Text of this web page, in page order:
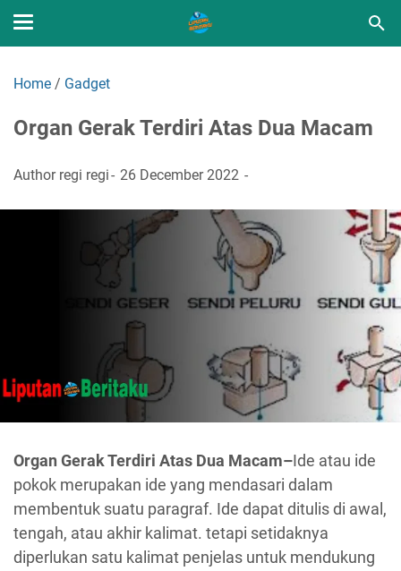
Home / Gadget
Organ Gerak Terdiri Atas Dua Macam
Author regi regi 26 December 2022
Organ Gerak Terdiri Atas Dua Macam–Ide atau ide
pokok merupakan ide yang mendasari dalam
membentuk suatu paragraf. Ide dapat ditulis di awal,
tengah, atau akhir kalimat. tetapi setidaknya
diperlukan satu kalimat penjelas untuk mendukung